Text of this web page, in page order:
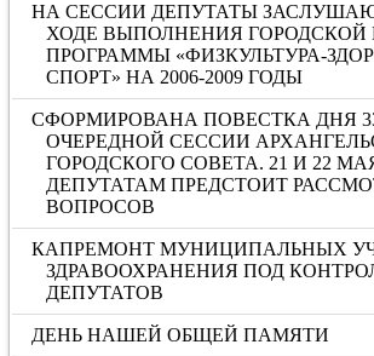
НА СЕССИИ ДЕПУТАТЫ
ХОДЕ ВЫПОЛНЕНИЯ ГОРОДСКОЙ
ПРОГРАММЫ «ФИЗКУЛЬТУРА-
СПОРТ» НА 2006-2009 ГОДЫ
СФОРМИРОВАНА ПОВЕСТКА ДНЯ
ОЧЕРЕДНОЙ СЕССИИ
ГОРОДСКОГО СОВЕТА. 21 И 22
ДЕПУТАТАМ ПРЕДСТОИТ
ВОПРОСОВ
КАПРЕМОНТ МУНИЦИПАЛЬНЫХ
ЗДРАВООХРАНЕНИЯ ПОД
ДЕПУТАТОВ
ДЕНЬ НАШЕЙ ОБЩЕЙ ПАМЯТИ